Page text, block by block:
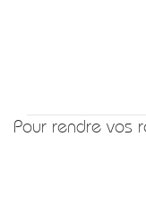
Pour rendre vos